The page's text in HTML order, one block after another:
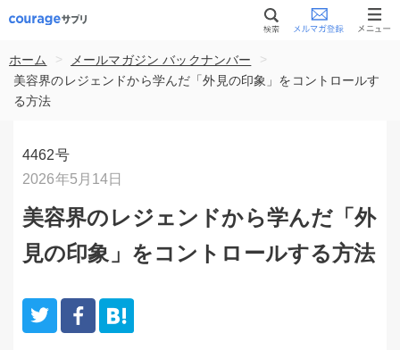
ホーム > メールマガジン バックナンバー
>
美容界のレジェンドから学んだ「外見の印象」をコントロールす
る方法
4462号
2026年5月14日
美容界のレジェンドから学んだ「外
見の印象」をコントロールする方法